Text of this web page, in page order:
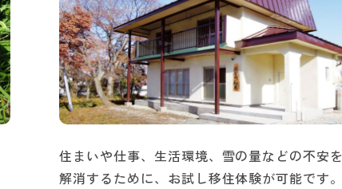
住まいや仕事、生活環境、雪の量などの不安を
解消するために、お試し移住体験が可能です。